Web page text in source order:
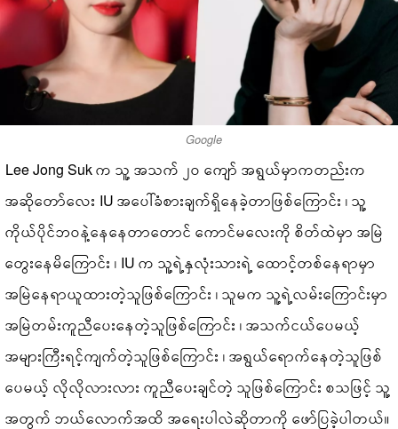
Google
Lee Jong Suk က သူ့ အသက် ၂၀ ကျော် အရွယ်မှာကတည်းက
အဆိုတော်လေး IU အပေါ်ခံစားချက်ရှိနေခဲ့တာဖြစ်ကြောင်း ၊ သူ့
ကိုယ်ပိုင်ဘဝနဲ့နေနေတာတောင် ကောင်မလေးကို စိတ်ထဲမှာ အမြဲ
တွေးနေမိကြောင်း ၊ IU က သူ့ရဲ့နှလုံးသားရဲ့ ထောင့်တစ်နေရာမှာ
အမြဲနေရာယူထားတဲ့သူဖြစ်ကြောင်း ၊ သူမက သူ့ရဲ့လမ်းကြောင်းမှာ
အမြဲတမ်းကူညီပေးနေတဲ့သူဖြစ်ကြောင်း ၊ အသက်ငယ်ပေမယ့်
အများကြီးရင့်ကျက်တဲ့သူဖြစ်ကြောင်း ၊ အရွယ်ရောက်နေတဲ့သူဖြစ်
ပေမယ့် လိုလိုလားလား ကူညီပေးချင်တဲ့ သူဖြစ်ကြောင်း စသဖြင့် သူ့
အတွက် ဘယ်လောက်အထိ အရေးပါလဲဆိုတာကို ဖော်ပြခဲ့ပါတယ်။